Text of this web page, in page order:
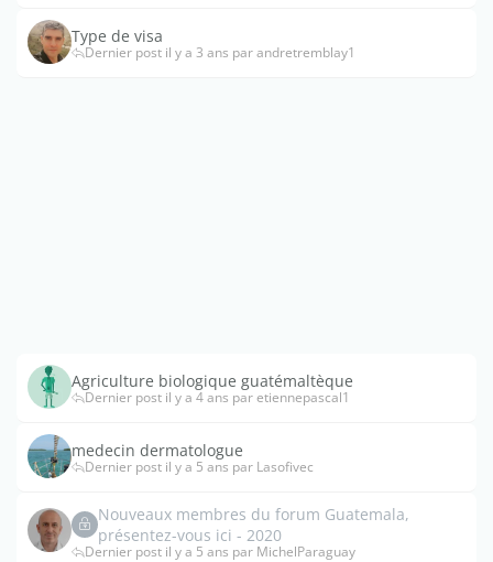
Type de visa
Dernier post il y a 3 ans par andretremblay1
Agriculture biologique guatémaltèque
Dernier post il y a 4 ans par etiennepascal1
medecin dermatologue
Dernier post il y a 5 ans par Lasofivec
Nouveaux membres du forum Guatemala,
présentez-vous ici - 2020
Dernier post il y a 5 ans par MichelParaguay